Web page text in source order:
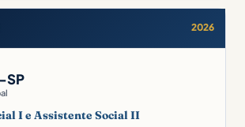
2026
SP
I e Assistente Social II